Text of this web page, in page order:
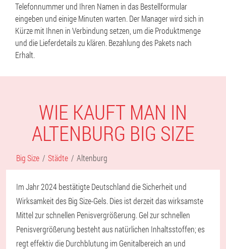
Telefonnummer und Ihren Namen in das Bestellformular
eingeben und einige Minuten warten. Der Manager wird sich in
Kürze mit Ihnen in Verbindung setzen, um die Produktmenge
und die Lieferdetails zu klären. Bezahlung des Pakets nach
Erhalt.
WIE KAUFT MAN IN
ALTENBURG BIG SIZE
Big Size Städte Altenburg
Im Jahr 2024 bestätigte Deutschland die Sicherheit und
Wirksamkeit des Big Size-Gels. Dies ist derzeit das wirksamste
Mittel zur schnellen Penisvergrößerung. Gel zur schnellen
Penisvergrößerung besteht aus natürlichen Inhaltsstoffen; es
regt effektiv die Durchblutung im Genitalbereich an und